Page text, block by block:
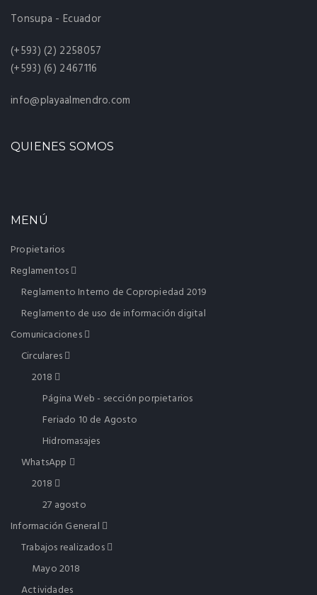
Tonsupa - Ecuador
(+593) (2) 2258057
(+593) (6) 2467116
info@playaalmendro.com
QUIENES SOMOS
MENÚ
Propietarios
Reglamentos
Reglamento Interno de Copropiedad 2019
Reglamento de uso de información digital
Comunicaciones
Circulares
2018
Página Web - sección porpietarios
Feriado 10 de Agosto
Hidromasajes
WhatsApp
2018
27 agosto
Información General
Trabajos realizados
Mayo 2018
Actividades